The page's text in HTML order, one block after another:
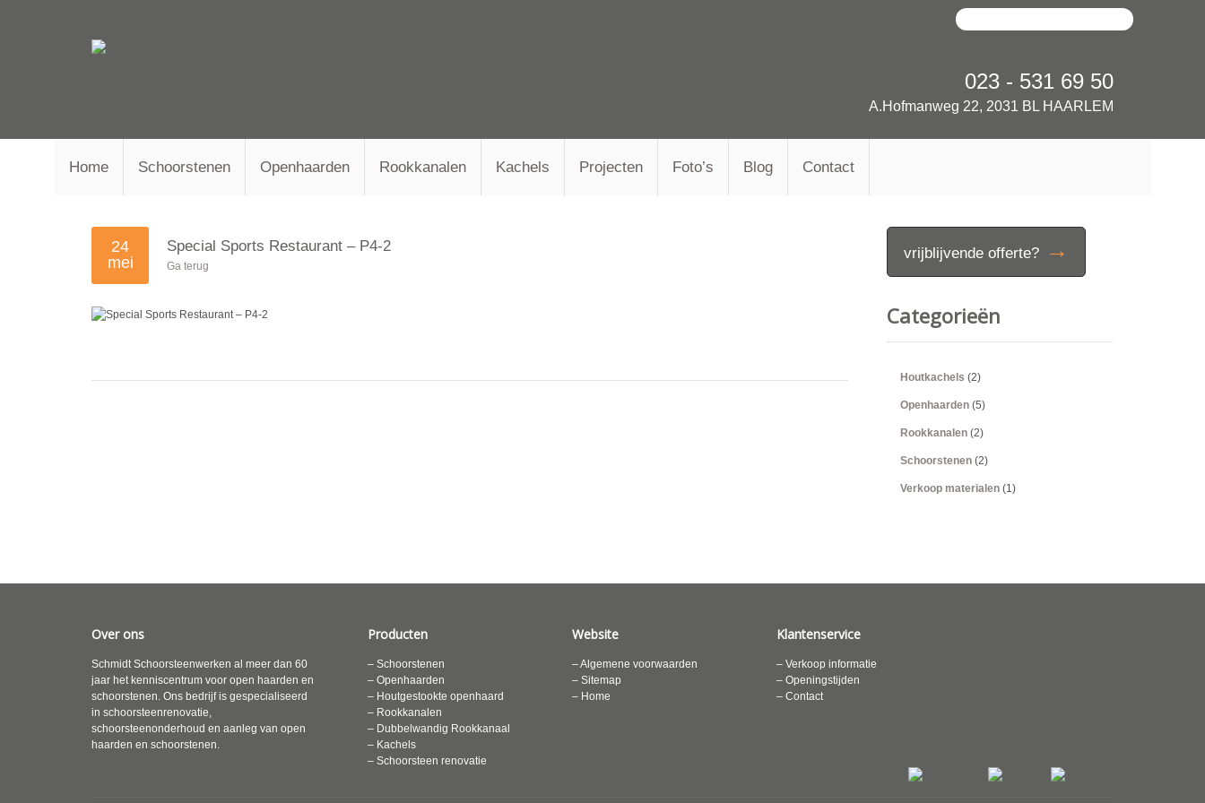
023 - 531 69 50
A.Hofmanweg 22, 2031 BL HAARLEM
Home Schoorstenen Openhaarden Rookkanalen Kachels Projecten Foto’s Blog Contact
Special Sports Restaurant – P4-2
24
mei
Ga terug
vrijblijvende offerte? →
Categorieën
Houtkachels (2)
Openhaarden (5)
Rookkanalen (2)
Schoorstenen (2)
Verkoop materialen (1)
Over ons
Schmidt Schoorsteenwerken al meer dan 60
jaar het kenniscentrum voor open haarden en
schoorstenen. Ons bedrijf is gespecialiseerd
in schoorsteenrenovatie,
schoorsteenonderhoud en aanleg van open
haarden en schoorstenen.
Producten
– Schoorstenen
– Openhaarden
– Houtgestookte openhaard
– Rookkanalen
– Dubbelwandig Rookkanaal
– Kachels
– Schoorsteen renovatie
Website
– Algemene voorwaarden
– Sitemap
– Home
Klantenservice
– Verkoop informatie
– Openingstijden
– Contact